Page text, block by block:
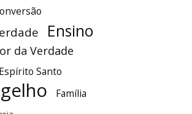
Ensino
da Verdade
Espírito Santo
Família